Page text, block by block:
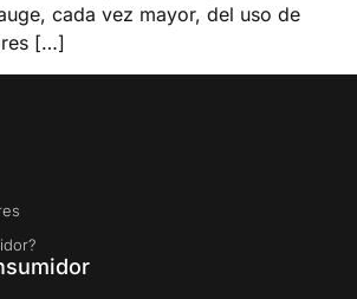
cada vez mayor, del uso de
[…]